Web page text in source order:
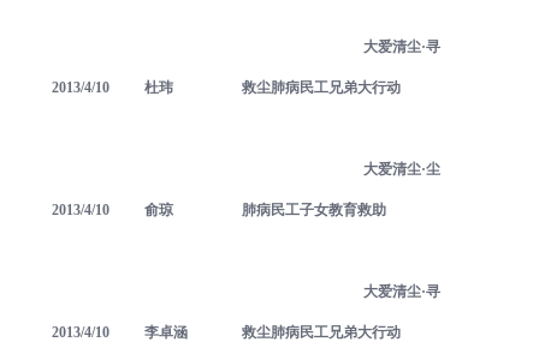
2013/4/10 杜玮
大爱清尘·寻
救尘肺病民工兄弟大行动
2013/4/10 俞琼
大爱清尘·尘
肺病民工子女教育救助
2013/4/10 李卓涵
大爱清尘·寻
救尘肺病民工兄弟大行动